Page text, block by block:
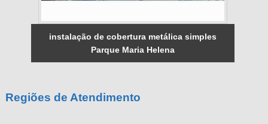
instalação de cobertura metálica simples
Parque Maria Helena
Regiões de Atendimento